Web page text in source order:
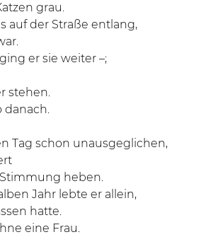
grau.
auf der Straße entlang,
er sie weiter –;
stehen.
danach.
Tag schon unausgeglichen,
heben.
Jahr lebte er allein,
hatte.
eine Frau.